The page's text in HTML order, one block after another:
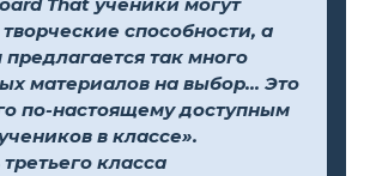
способности, а
так много
материалов на выбор... Это
по-настоящему доступным
в классе».
класса